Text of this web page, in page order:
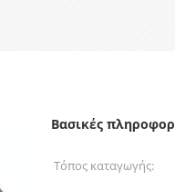
Βασικές
Τόπος καταγωγής: